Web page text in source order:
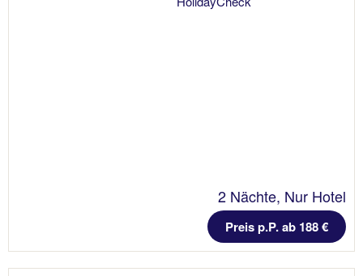
2 Nächte, Nur Hotel
Preis p.P. ab 188 €